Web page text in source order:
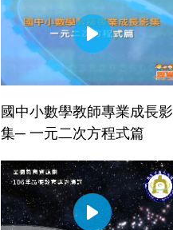
國中小數學教師專業成長影
集─ 一元二次方程式篇